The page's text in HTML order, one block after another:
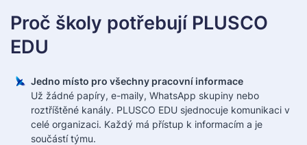
Proč školy potřebují PLUSCO
EDU
Jedno místo pro všechny pracovní informace
Už žádné papíry, e-maily, WhatsApp skupiny nebo
roztříštěné kanály. PLUSCO EDU sjednocuje komunikaci v
celé organizaci. Každý má přístup k informacím a je
součástí týmu.